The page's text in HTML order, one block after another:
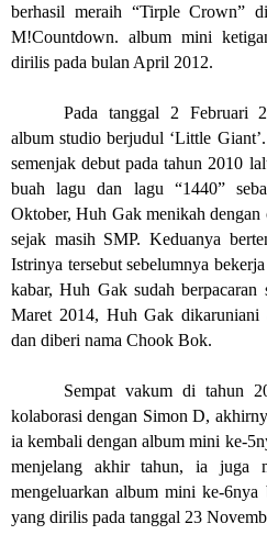
berhasil meraih “Tirple Crown”
M!Countdown. album mini
dirilis pada bulan April 2012.
Pada tanggal 2 Februari
album studio berjudul ‘Little
semenjak debut pada tahun 2010
buah lagu dan lagu “1440”
Oktober, Huh Gak menikah dengan
sejak masih SMP. Keduanya
Istrinya tersebut sebelumnya
kabar, Huh Gak sudah
Maret 2014, Huh Gak dikaruniani
dan diberi nama Chook Bok.
Sempat vakum di tahun
kolaborasi dengan Simon D,
ia kembali dengan album mini ke-
menjelang akhir tahun, ia juga
mengeluarkan album mini ke-
yang dirilis pada tanggal 23